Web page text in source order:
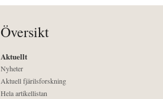
Översikt
Aktuellt
Nyheter
Aktuell fjärilsforskning
Hela artikellistan